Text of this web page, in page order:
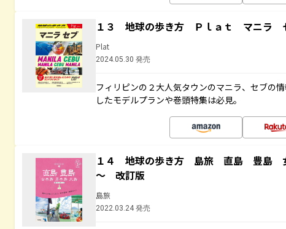
１３ 地球の歩き方 Ｐｌａｔ マニラ
Plat
2024.05.30 発売
フィリピンの２大人気タウンのマニラ、セブの
したモデルプランや巻頭特集は必見。
１４ 地球の歩き方 島旅 直島 豊島
～ 改訂版
島旅
2022.03.24 発売